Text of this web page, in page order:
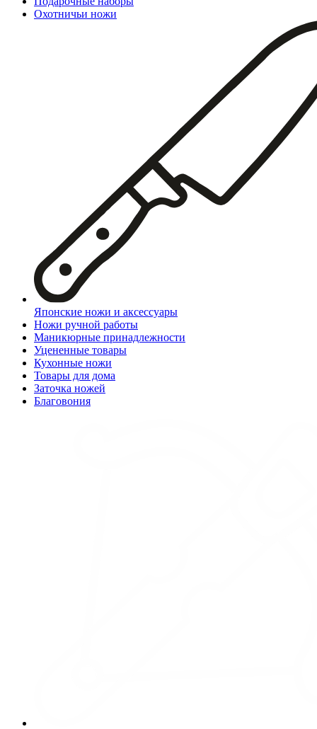
Охотничьи ножи
Японские ножи и аксессуары
Ножи ручной работы
Маникюрные принадлежности
Уцененные товары
Кухонные ножи
Товары для дома
Заточка ножей
Благовония